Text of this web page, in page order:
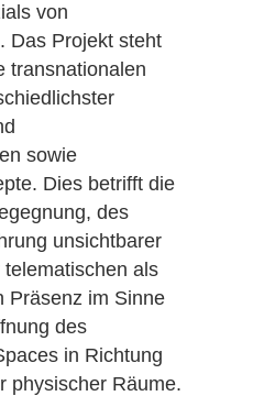
von
Das Projekt steht
transnationalen
sowie
Dies betrifft die
des
unsichtbarer
als
Präsenz im Sinne
des
in Richtung
physischer Räume.